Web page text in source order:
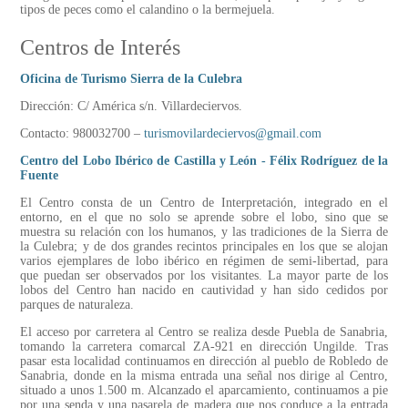
tipos de peces como el calandino o la bermejuela.
Centros de Interés
Oficina de Turismo Sierra de la Culebra
Dirección: C/ América s/n. Villardeciervos.
Contacto: 980032700 – turismovilardeciervos@gmail.com
Centro del Lobo Ibérico de Castilla y León - Félix Rodríguez de la
Fuente
El Centro consta de un Centro de Interpretación, integrado en el
entorno, en el que no solo se aprende sobre el lobo, sino que se
muestra su relación con los humanos, y las tradiciones de la Sierra de
la Culebra; y de dos grandes recintos principales en los que se alojan
varios ejemplares de lobo ibérico en régimen de semi-libertad, para
que puedan ser observados por los visitantes. La mayor parte de los
lobos del Centro han nacido en cautividad y han sido cedidos por
parques de naturaleza.
El acceso por carretera al Centro se realiza desde Puebla de Sanabria,
tomando la carretera comarcal ZA-921 en dirección Ungilde. Tras
pasar esta localidad continuamos en dirección al pueblo de Robledo de
Sanabria, donde en la misma entrada una señal nos dirige al Centro,
situado a unos 1.500 m. Alcanzado el aparcamiento, continuamos a pie
por una senda y una pasarela de madera que nos conduce a la entrada